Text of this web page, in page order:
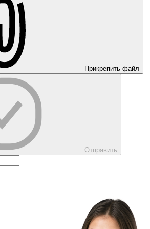
Прикрепить файл
Отправить